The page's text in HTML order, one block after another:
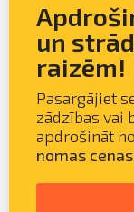
un
raizēm!
Pasargājiet
zādzības vai
apdrošināt
nomas cenas